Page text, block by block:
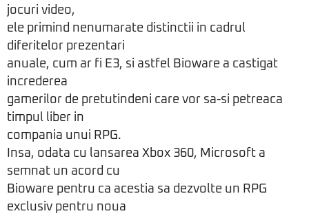
jocuri video,
ele primind nenumarate distinctii in cadrul
diferitelor prezentari
anuale, cum ar fi E3, si astfel Bioware a castigat
increderea
gamerilor de pretutindeni care vor sa-si petreaca
timpul liber in
compania unui RPG.
Insa, odata cu lansarea Xbox 360, Microsoft a
semnat un acord cu
Bioware pentru ca acestia sa dezvolte un RPG
exclusiv pentru noua